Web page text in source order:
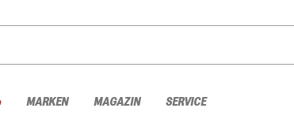
MARKEN MAGAZIN SERVICE